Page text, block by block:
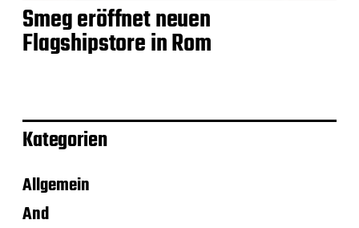
Smeg eröffnet neuen
Flagshipstore in Rom
Kategorien
Allgemein
And